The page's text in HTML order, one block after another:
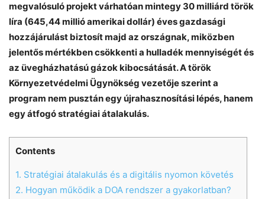
megvalósuló projekt várhatóan mintegy 30 milliárd török
líra (645,44 millió amerikai dollár) éves gazdasági
hozzájárulást biztosít majd az országnak, miközben
jelentős mértékben csökkenti a hulladék mennyiségét és
az üvegházhatású gázok kibocsátását. A török
Környezetvédelmi Ügynökség vezetője szerint a
program nem pusztán egy újrahasznosítási lépés, hanem
egy átfogó stratégiai átalakulás.
Contents
1. Stratégiai átalakulás és a digitális nyomon követés
2. Hogyan működik a DOA rendszer a gyakorlatban?